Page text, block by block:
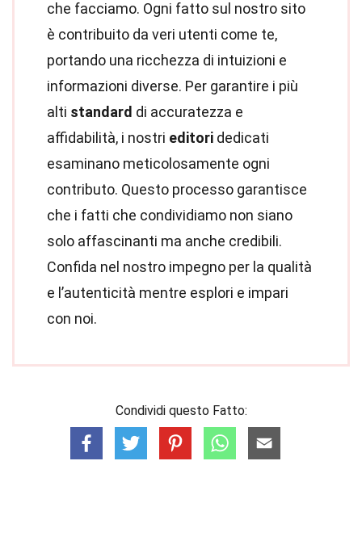
che facciamo. Ogni fatto sul nostro sito
è contribuito da veri utenti come te,
portando una ricchezza di intuizioni e
informazioni diverse. Per garantire i più
alti standard di accuratezza e
affidabilità, i nostri editori dedicati
esaminano meticolosamente ogni
contributo. Questo processo garantisce
che i fatti che condividiamo non siano
solo affascinanti ma anche credibili.
Confida nel nostro impegno per la qualità
e l’autenticità mentre esplori e impari
con noi.
Condividi questo Fatto: